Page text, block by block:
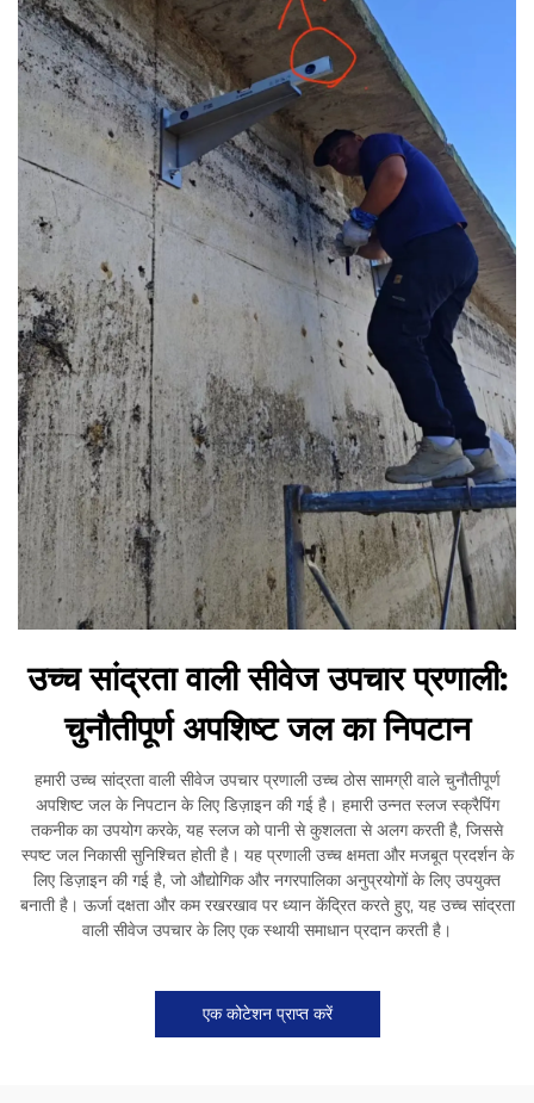
उच्च सांद्रता वाली सीवेज उपचार प्रणाली:
चुनौतीपूर्ण अपशिष्ट जल का निपटान
हमारी उच्च सांद्रता वाली सीवेज उपचार प्रणाली उच्च ठोस सामग्री वाले चुनौतीपूर्ण
अपशिष्ट जल के निपटान के लिए डिज़ाइन की गई है। हमारी उन्नत स्लज स्क्रैपिंग
तकनीक का उपयोग करके, यह स्लज को पानी से कुशलता से अलग करती है, जिससे
स्पष्ट जल निकासी सुनिश्चित होती है। यह प्रणाली उच्च क्षमता और मजबूत प्रदर्शन के
लिए डिज़ाइन की गई है, जो औद्योगिक और नगरपालिका अनुप्रयोगों के लिए उपयुक्त
बनाती है। ऊर्जा दक्षता और कम रखरखाव पर ध्यान केंद्रित करते हुए, यह उच्च सांद्रता
वाली सीवेज उपचार के लिए एक स्थायी समाधान प्रदान करती है।
एक कोटेशन प्राप्त करें